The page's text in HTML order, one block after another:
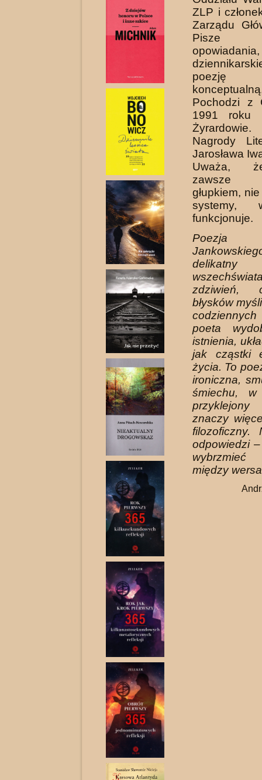
ZLP i
Zarządu
Pisze
poezję
Pochodzi z
1991 roku
Nagrody
Jarosława
Uważa,
zawsze
głupkiem,
systemy,
funkcjonuje.
Poezja
zdziwień,
błysków
codziennych
poeta
istnienia,
jak cząstki
życia. To
ironiczna,
śmiechu,
znaczy
odpowiedzi
między